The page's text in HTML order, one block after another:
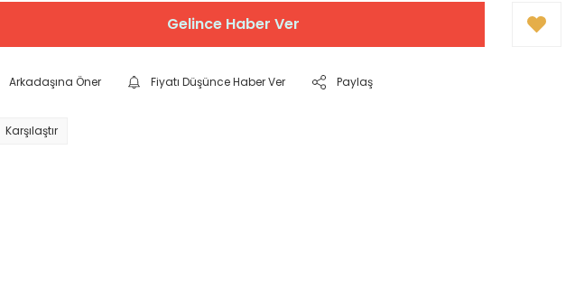
Gelince Haber Ver
Arkadaşına Öner Fiyatı Düşünce Haber Ver Paylaş
Karşılaştır